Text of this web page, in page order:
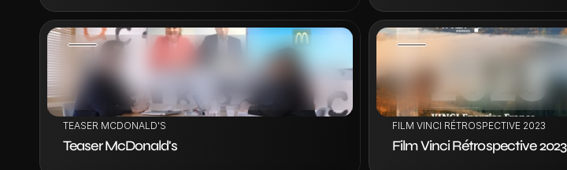
VOIR LE PROJET
TEASER MCDONALD'S
Teaser McDonald's
VOIR LE PROJET
FILM VINCI RÉTROSPECTIVE 2023
Film Vinci Rétrospective 2023